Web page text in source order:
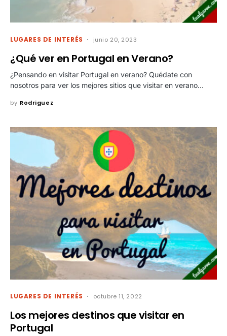
LUGARES DE INTERÉS junio 20, 2023
¿Qué ver en Portugal en Verano?
¿Pensando en visitar Portugal en verano? Quédate con
nosotros para ver los mejores sitios que visitar en verano…
by Rodriguez
LUGARES DE INTERÉS octubre 11, 2022
Los mejores destinos que visitar en
Portugal